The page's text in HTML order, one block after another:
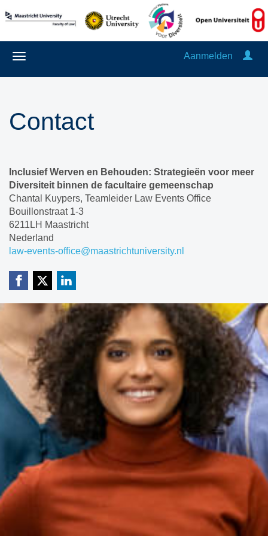
Aanmelden
Contact
Inclusief Werven en Behouden: Strategieën voor meer
Diversiteit binnen de facultaire gemeenschap
Chantal Kuypers, Teamleider Law Events Office
Bouillonstraat 1-3
6211LH Maastricht
Nederland
law-events-office@maastrichtuniversity.nl